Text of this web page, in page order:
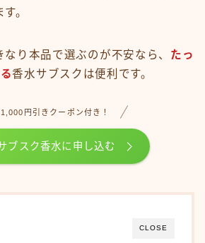
。
り本品で選ぶのが不安なら、 たっ
香水サブスクは便利です。
円引きクーポン付き！
ブスク香水に申し込む
CLOSE